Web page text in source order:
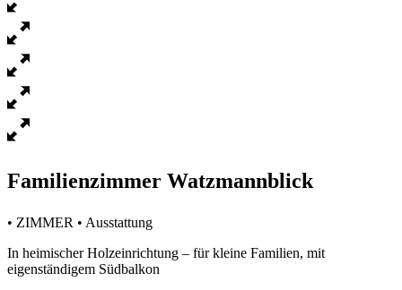
Familienzimmer Watzmannblick
• ZIMMER • Ausstattung
In heimischer Holzeinrichtung – für kleine Familien, mit
eigenständigem Südbalkon